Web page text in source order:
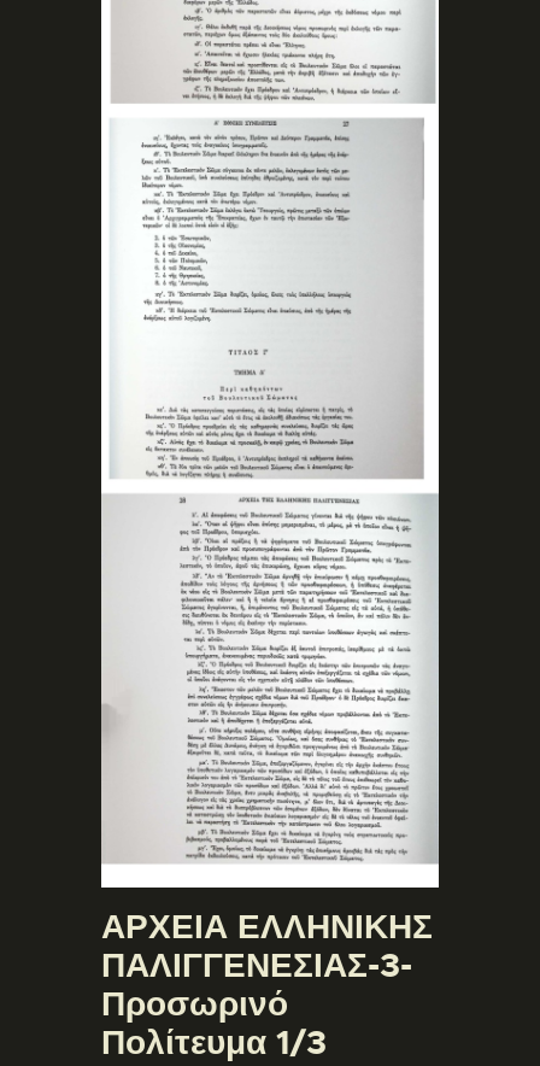
ΑΡΧΕΙΑ ΕΛΛΗΝΙΚΗΣ
ΠΑΛΙΓΓΕΝΕΣΙΑΣ-3-
Προσωρινό
Πολίτευμα 1/3